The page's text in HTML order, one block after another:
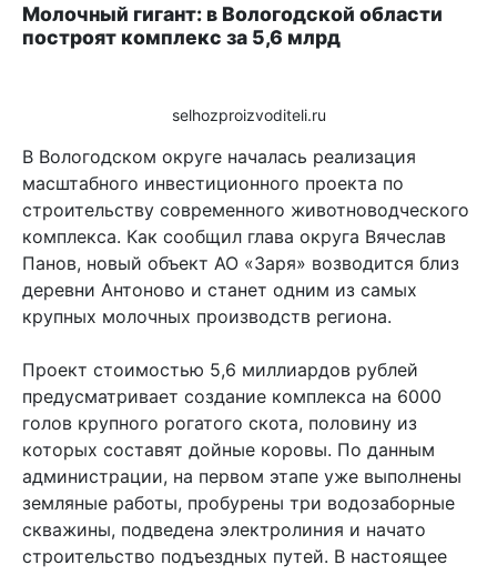
Молочный гигант: в Вологодской области
построят комплекс за 5,6 млрд
selhozproizvoditeli.ru
В Вологодском округе началась реализация
масштабного инвестиционного проекта по
строительству современного животноводческого
комплекса. Как сообщил глава округа Вячеслав
Панов, новый объект АО «Заря» возводится близ
деревни Антоново и станет одним из самых
крупных молочных производств региона.
Проект стоимостью 5,6 миллиардов рублей
предусматривает создание комплекса на 6000
голов крупного рогатого скота, половину из
которых составят дойные коровы. По данным
администрации, на первом этапе уже выполнены
земляные работы, пробурены три водозаборные
скважины, подведена электролиния и начато
строительство подъездных путей. В настоящее